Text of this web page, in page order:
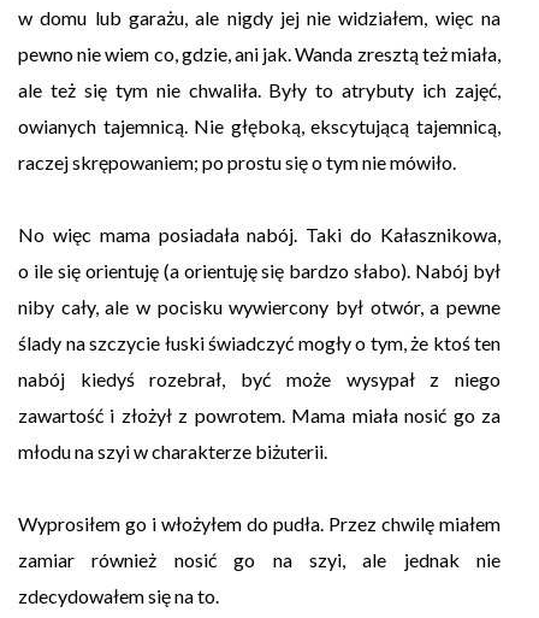
w domu lub garażu, ale nigdy jej nie widziałem, więc na
pewno nie wiem co, gdzie, ani jak. Wanda zresztą też miała,
ale też się tym nie chwaliła. Były to atrybuty ich zajęć,
owianych tajemnicą. Nie głęboką, ekscytującą tajemnicą,
raczej skrępowaniem; po prostu się o tym nie mówiło.
No więc mama posiadała nabój. Taki do Kałasznikowa,
o ile się orientuję (a orientuję się bardzo słabo). Nabój był
niby cały, ale w pocisku wywiercony był otwór, a pewne
ślady na szczycie łuski świadczyć mogły o tym, że ktoś ten
nabój kiedyś rozebrał, być może wysypał z niego
zawartość i złożył z powrotem. Mama miała nosić go za
młodu na szyi w charakterze biżuterii.
Wyprosiłem go i włożyłem do pudła. Przez chwilę miałem
zamiar również nosić go na szyi, ale jednak nie
zdecydowałem się na to.